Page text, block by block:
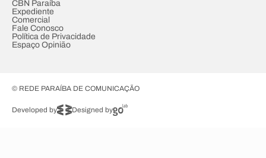
CBN Paraíba
Expediente
Comercial
Fale Conosco
Política de Privacidade
Espaço Opinião
© REDE PARAÍBA DE COMUNICAÇÃO
Developed by Designed by